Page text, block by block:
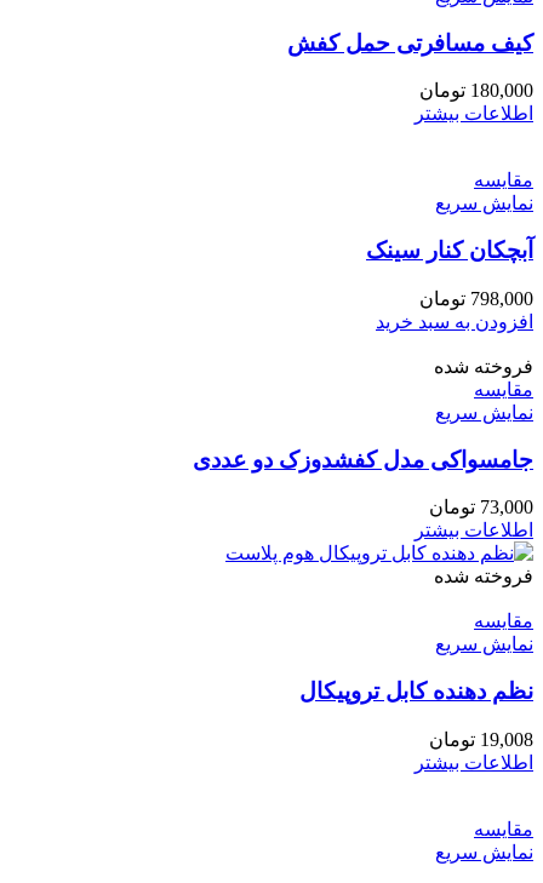
کیف مسافرتی حمل کفش
180,000 تومان
اطلاعات بیشتر
مقايسه
نمایش سریع
آبچکان کنار سینک
798,000 تومان
افزودن به سبد خرید
فروخته شده
مقايسه
نمایش سریع
جامسواکی مدل کفشدوزک دو عددی
73,000 تومان
اطلاعات بیشتر
فروخته شده
مقايسه
نمایش سریع
نظم دهنده کابل تروپیکال
19,008 تومان
اطلاعات بیشتر
مقايسه
نمایش سریع